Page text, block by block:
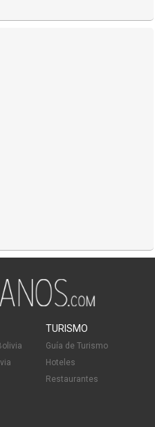
TURISMO
Guía de Turismo
Hoteles
Restaurantes